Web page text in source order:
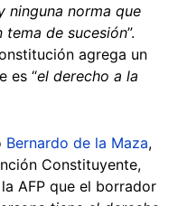
ninguna norma que
tema de sucesión”.
agrega un
es “el derecho a la
Bernardo de la Maza,
Constituyente,
AFP que el borrador